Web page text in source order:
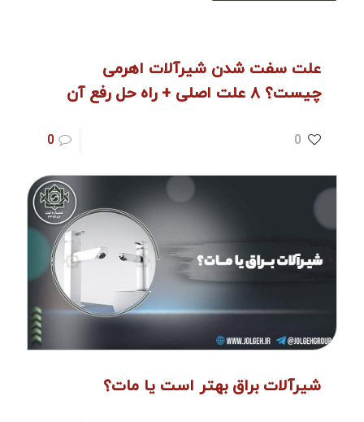
علت سفت شدن شیرآلات اهرمی
چیست؟ ۸ علت اصلی + راه‌ حل رفع آن
0
0
شیرآلات براق بهتر است یا مات؟